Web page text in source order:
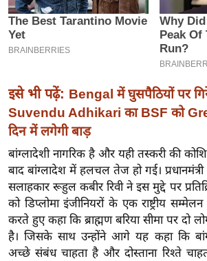
ल
श
ख्सि
त
ग
इं
डि
या
सा
हि
त्य
ज
इसे भी पढ़ें: Bengal में घुसपैठियों पर
Suvendu Adhikari का BSF को
दिन में लगेगी बाड़
बांग्लादेशी नागरिक है और यही तस्करी की
बाद बांग्लादेश में हलचल तेज हो गई। प्रधानमंत्री
सलाहकार रूहुल कबीर रिवी ने इस मुद्दे पर
को डिप्लोमा इंजीनियरों के एक राष्ट्रीय
करते हुए कहा कि ब्राह्मण बरिया सीमा पर दो
है। जिसके साथ उन्होंने आगे यह कहा कि
अच्छे संबंध चाहता है और दोस्ताना रिश्ते